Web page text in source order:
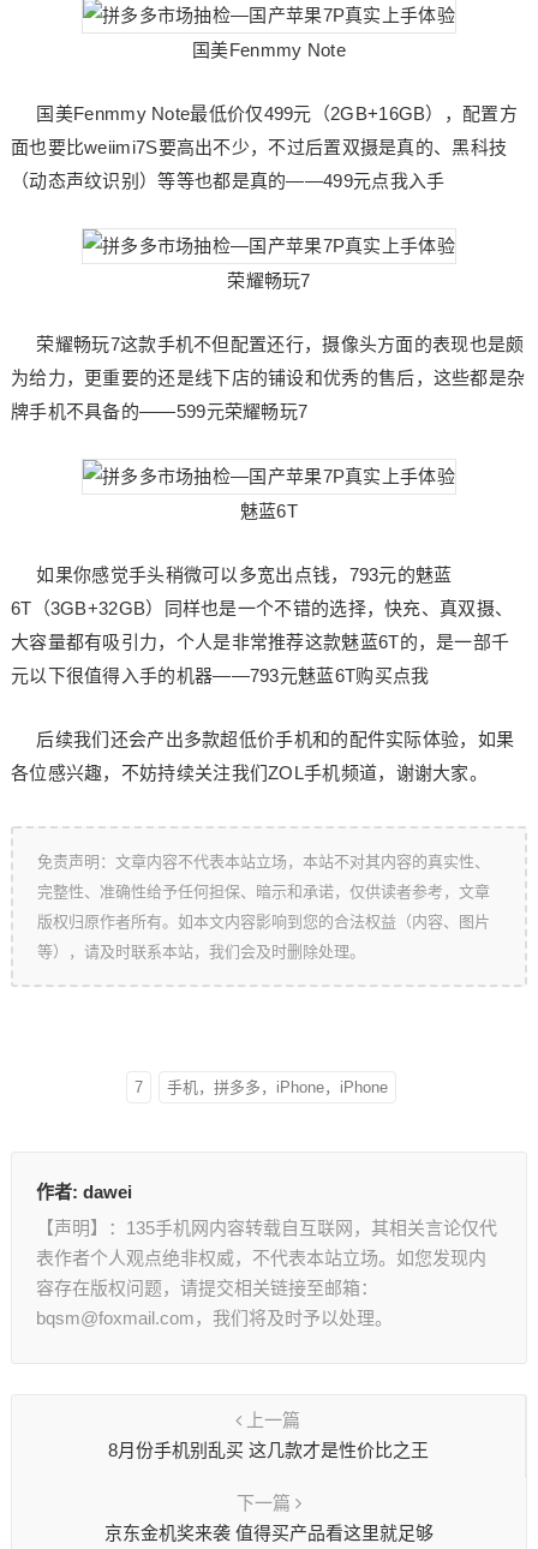
国美Fenmmy Note
国美Fenmmy Note最低价仅499元（2GB+16GB），配置方
面也要比weiimi7S要高出不少，不过后置双摄是真的、黑科技
（动态声纹识别）等等也都是真的——499元点我入手
荣耀畅玩7
荣耀畅玩7这款手机不但配置还行，摄像头方面的表现也是颇
为给力，更重要的还是线下店的铺设和优秀的售后，这些都是杂
牌手机不具备的——599元荣耀畅玩7
魅蓝6T
如果你感觉手头稍微可以多宽出点钱，793元的魅蓝
6T（3GB+32GB）同样也是一个不错的选择，快充、真双摄、
大容量都有吸引力，个人是非常推荐这款魅蓝6T的，是一部千
元以下很值得入手的机器——793元魅蓝6T购买点我
后续我们还会产出多款超低价手机和的配件实际体验，如果
各位感兴趣，不妨持续关注我们ZOL手机频道，谢谢大家。
免责声明：文章内容不代表本站立场，本站不对其内容的真实性、
完整性、准确性给予任何担保、暗示和承诺，仅供读者参考，文章
版权归原作者所有。如本文内容影响到您的合法权益（内容、图片
等），请及时联系本站，我们会及时删除处理。
7 手机，拼多多，iPhone，iPhone
作者: dawei
【声明】：135手机网内容转载自互联网，其相关言论仅代
表作者个人观点绝非权威，不代表本站立场。如您发现内
容存在版权问题，请提交相关链接至邮箱：
bqsm@foxmail.com，我们将及时予以处理。
上一篇
8月份手机别乱买 这几款才是性价比之王
下一篇
京东金机奖来袭 值得买产品看这里就足够